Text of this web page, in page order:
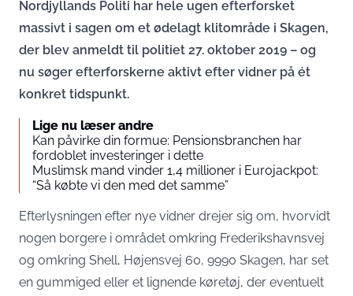
Nordjyllands Politi har hele ugen efterforsket
massivt i sagen om et ødelagt klitområde i Skagen,
der blev anmeldt til politiet 27. oktober 2019 – og
nu søger efterforskerne aktivt efter vidner på ét
konkret tidspunkt.
Lige nu læser andre
Kan påvirke din formue: Pensionsbranchen har
fordoblet investeringer i dette
Muslimsk mand vinder 1,4 millioner i Eurojackpot:
“Så købte vi den med det samme”
Efterlysningen efter nye vidner drejer sig om, hvorvidt
nogen borgere i området omkring Frederikshavnsvej
og omkring Shell, Højensvej 60, 9990 Skagen, har set
en gummiged eller et lignende køretøj, der eventuelt